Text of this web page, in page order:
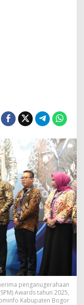
penganugerahaan
Awards tahun 2025,
Kabupaten Bogor